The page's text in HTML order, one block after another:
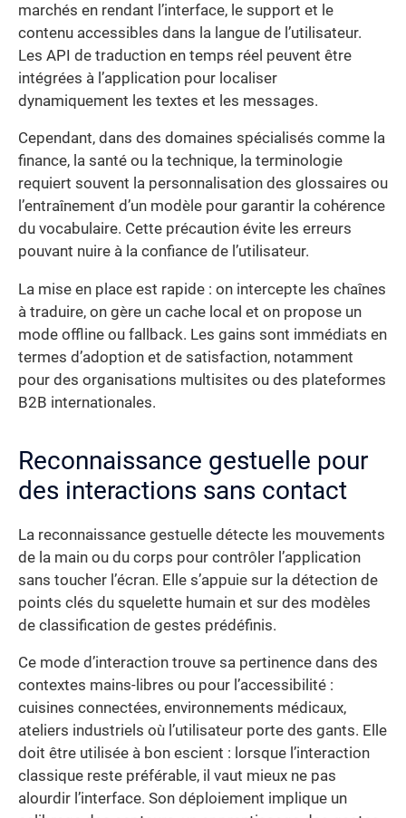
marchés en rendant l’interface, le support et le
contenu accessibles dans la langue de l’utilisateur.
Les API de traduction en temps réel peuvent être
intégrées à l’application pour localiser
dynamiquement les textes et les messages.
Cependant, dans des domaines spécialisés comme la
finance, la santé ou la technique, la terminologie
requiert souvent la personnalisation des glossaires ou
l’entraînement d’un modèle pour garantir la cohérence
du vocabulaire. Cette précaution évite les erreurs
pouvant nuire à la confiance de l’utilisateur.
La mise en place est rapide : on intercepte les chaînes
à traduire, on gère un cache local et on propose un
mode offline ou fallback. Les gains sont immédiats en
termes d’adoption et de satisfaction, notamment
pour des organisations multisites ou des plateformes
B2B internationales.
Reconnaissance gestuelle pour
des interactions sans contact
La reconnaissance gestuelle détecte les mouvements
de la main ou du corps pour contrôler l’application
sans toucher l’écran. Elle s’appuie sur la détection de
points clés du squelette humain et sur des modèles
de classification de gestes prédéfinis.
Ce mode d’interaction trouve sa pertinence dans des
contextes mains-libres ou pour l’accessibilité :
cuisines connectées, environnements médicaux,
ateliers industriels où l’utilisateur porte des gants. Elle
doit être utilisée à bon escient : lorsque l’interaction
classique reste préférable, il vaut mieux ne pas
alourdir l’interface. Son déploiement implique un